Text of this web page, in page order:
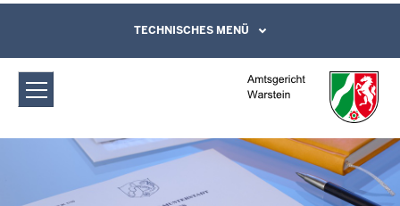
Amtsgericht Warstein: Insolvenz-
Verfahren
Direkt zum Inhalt
Leichte Sprache, Gebärdensprachenvideo
und Kontaktformular
TECHNISCHES MENÜ